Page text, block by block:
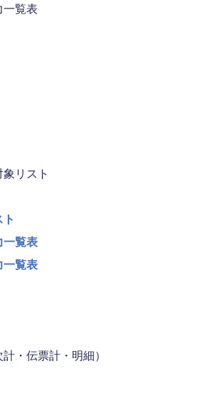
覧表
リスト
一覧表
一覧表
・伝票計・明細）